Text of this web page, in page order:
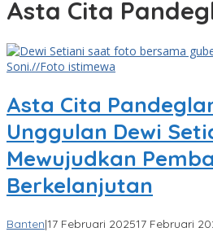
Asta Cita
Asta Cita
Unggulan Dewi
Mewujudkan
Berkelanjutan
Banten|17 Februari 202517 Februari